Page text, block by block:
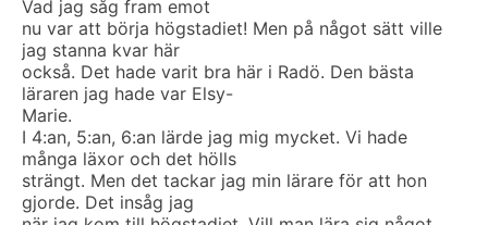
Vad jag såg fram emot
nu var att börja högstadiet! Men på något sätt ville
jag stanna kvar här
också. Det hade varit bra här i Radö. Den bästa
läraren jag hade var Elsy-
Marie.
I 4:an, 5:an, 6:an lärde jag mig mycket. Vi hade
många läxor och det hölls
strängt. Men det tackar jag min lärare för att hon
gjorde. Det insåg jag